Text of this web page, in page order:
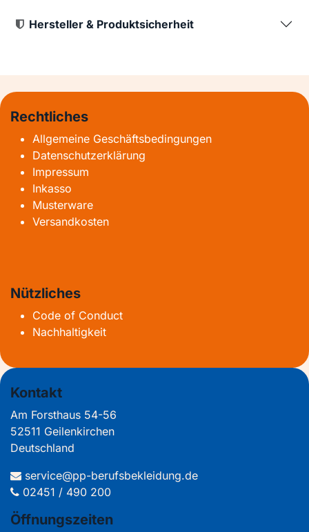
Hersteller & Produktsicherheit
Rechtliches
Allgemeine Geschäftsbedingungen
Datenschutzerklärung
Impressum
Inkasso
Musterware
Versandkosten
Nützliches
Code of Conduct
Nachhaltigkeit
Kontakt
Am Forsthaus 54-56
52511 Geilenkirchen
Deutschland
service@pp-berufsbekleidung.de
02451 / 490 200
Öffnungszeiten